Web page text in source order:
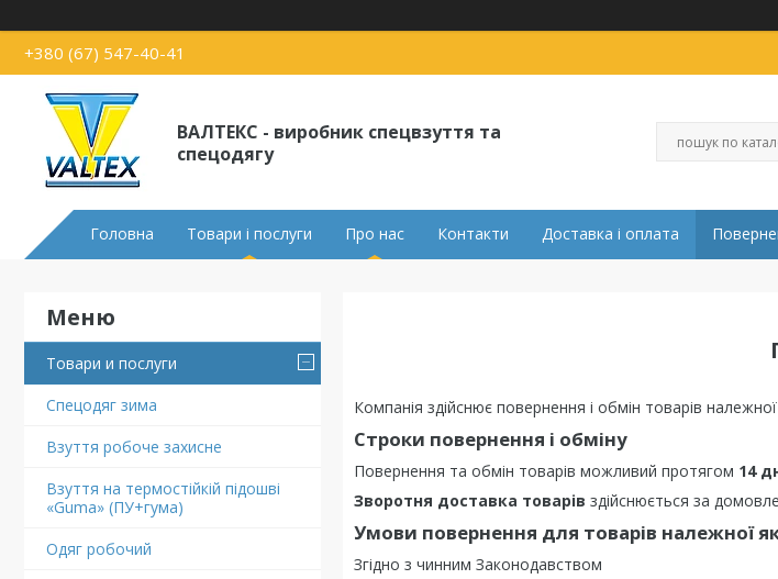
+380 (67) 547-40-41
ВАЛТЕКС - виробник спецвзуття та
спецодягу
Головна Товари і послуги Про нас Контакти Доставка і оплата
Товари и послуги
Спецодяг зима
Взуття робоче захисне
Взуття на термостійкій підошві
«Guma» (ПУ+гума)
Одяг робочий
Компанія здійснює повернення і обмін товарів належної
Строки повернення і обміну
Повернення та обмін товарів можливий протягом 14
Зворотня доставка товарів здійснюється за
Умови повернення для товарів належної
Згідно з чинним Законодавством